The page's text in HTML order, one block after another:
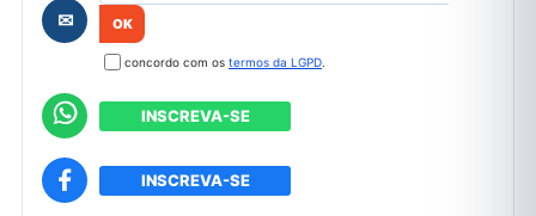
✉
concordo com os termos da LGPD.
INSCREVA-SE
INSCREVA-SE